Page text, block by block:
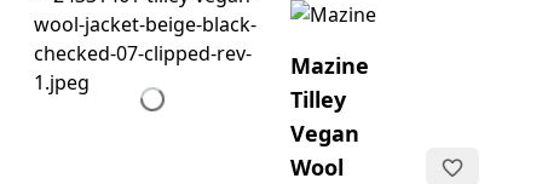
Mazine
Tilley
Vegan
Wool